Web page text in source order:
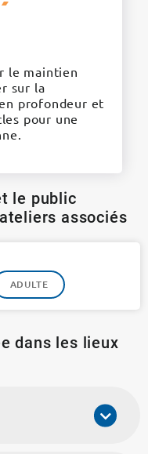
le maintien
sur la
profondeur et
pour une
le public
associés
ADULTE
dans les lieux